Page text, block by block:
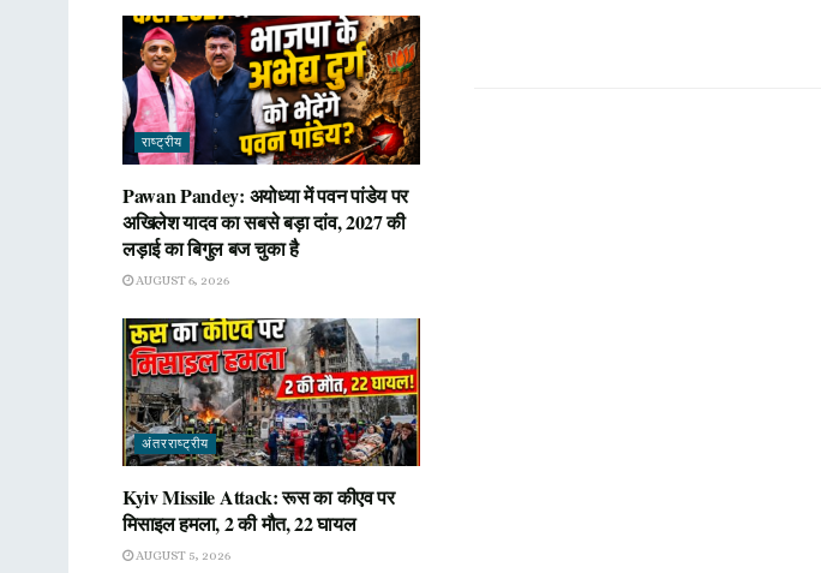
राष्ट्रीय
Pawan Pandey: अयोध्या में पवन पांडेय पर
अखिलेश यादव का सबसे बड़ा दांव, 2027 की
लड़ाई का बिगुल बज चुका है
AUGUST 6, 2026
अंतरराष्ट्रीय
Kyiv Missile Attack: रूस का कीएव पर
मिसाइल हमला, 2 की मौत, 22 घायल
AUGUST 5, 2026